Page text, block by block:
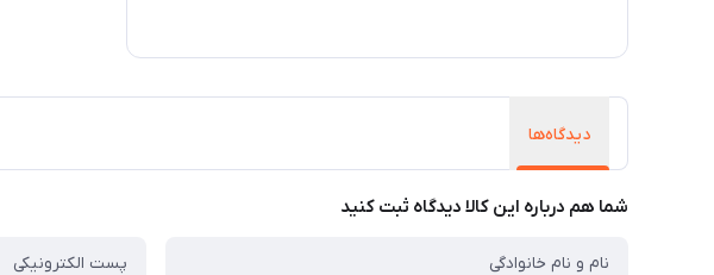
دیدگاه‌ها
شما هم درباره این کالا دیدگاه ثبت کنید